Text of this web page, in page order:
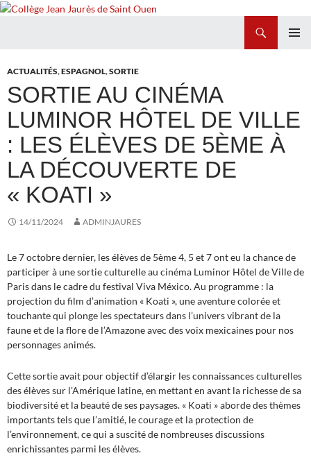
CONTENU
ACTUALITÉS,ESPAGNOL,SORTIE
SORTIE AU CINÉMA
LUMINOR HÔTEL DE VILLE
: LES ÉLÈVES DE 5ÈME À
LA DÉCOUVERTE DE
« KOATI »
14/11/2024 ADMINJAURES
Le 7 octobre dernier, les élèves de 5ème 4, 5 et 7 ont eu la chance de
participer à une sortie culturelle au cinéma Luminor Hôtel de Ville de
Paris dans le cadre du festival Viva México. Au programme : la
projection du film d’animation « Koati », une aventure colorée et
touchante qui plonge les spectateurs dans l’univers vibrant de la
faune et de la flore de l’Amazone avec des voix mexicaines pour nos
personnages animés.
Cette sortie avait pour objectif d’élargir les connaissances culturelles
des élèves sur l’Amérique latine, en mettant en avant la richesse de sa
biodiversité et la beauté de ses paysages. « Koati » aborde des thèmes
importants tels que l’amitié, le courage et la protection de
l’environnement, ce qui a suscité de nombreuses discussions
enrichissantes parmi les élèves.